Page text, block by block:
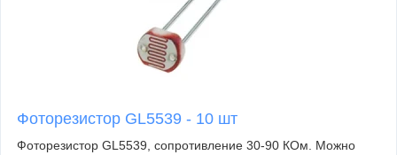
Фоторезистор GL5539 - 10 шт
Фоторезистор GL5539, сопротивление 30-90 КОм. Можно